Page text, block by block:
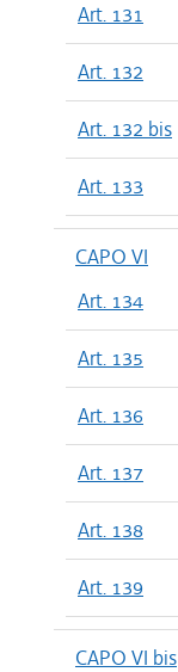
Art. 131
Art. 132
Art. 132 bis
Art. 133
CAPO VI
Art. 134
Art. 135
Art. 136
Art. 137
Art. 138
Art. 139
CAPO VI bis